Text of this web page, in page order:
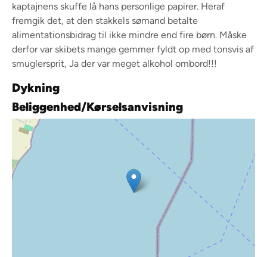
kaptajnens skuffe lå hans personlige papirer. Heraf
fremgik det, at den stakkels sømand betalte
alimentationsbidrag til ikke mindre end fire børn. Måske
derfor var skibets mange gemmer fyldt op med tonsvis af
smuglersprit, Ja der var meget alkohol ombord!!!
Dykning
Beliggenhed/Kørselsanvisning